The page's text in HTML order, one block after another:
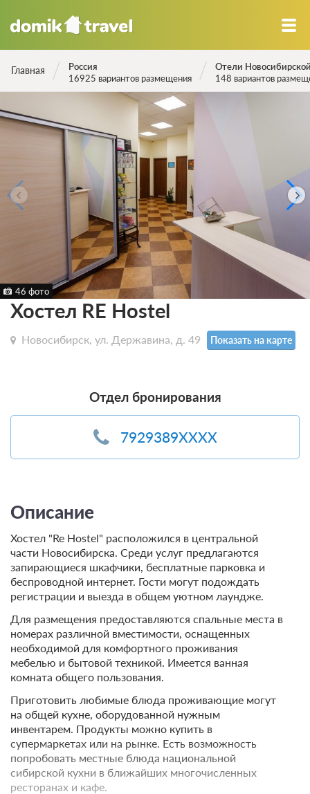
Главная
Россия
16925 вариантов размещения
Отели
148 вариантов
46 фото
Хостел RE Hostel
Новосибирск, ул. Державина, д. 49 Показать на карте
Отдел бронирования
7929389XXXX
Описание
Хостел "Re Hostel" расположился в центральной
части Новосибирска. Среди услуг предлагаются
запирающиеся шкафчики, бесплатные парковка и
беспроводной интернет. Гости могут подождать
регистрации и выезда в общем уютном лаундже.
Для размещения предоставляются спальные места в
номерах различной вместимости, оснащенных
необходимой для комфортного проживания
мебелью и бытовой техникой. Имеется ванная
комната общего пользования.
Приготовить любимые блюда проживающие могут
на общей кухне, оборудованной нужным
инвентарем. Продукты можно купить в
супермаркетах или на рынке. Есть возможность
попробовать местные блюда национальной
сибирской кухни в ближайших многочисленных
ресторанах и кафе.